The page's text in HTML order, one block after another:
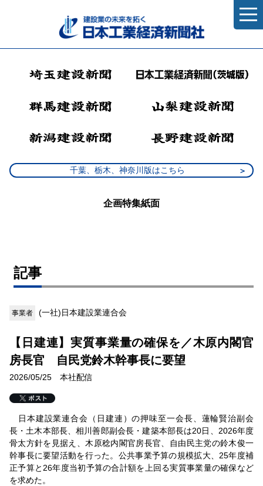
千葉、栃木、神奈川版はこちら
企画特集紙面
記事
事業者 (一社)日本建設業連合会
【日建連】実質事業量の確保を／木原内閣官
房長官 自民党鈴木幹事長に要望
2026/05/25 本社配信
日本建設業連合会（日建連）の押味至一会長、蓮輪賢治副会
長・土木本部長、相川善郎副会長・建築本部長は20日、2026年度
骨太方針を見据え、木原稔内閣官房長官、自由民主党の鈴木俊一
幹事長に要望活動を行った。公共事業予算の規模拡大、25年度補
正予算と26年度当初予算の合計額を上回る実質事業量の確保など
を求めた。